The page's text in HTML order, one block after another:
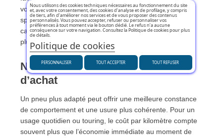
votre usage. Un S23 est pertinent pour une conduite
sportive, mais moins logique pour un motard qui roule
calmement sur autoroute. À l’inverse, un T33 peut être
plus rentable pour un grand rouleur.
Ne pas juger uniquement le prix
d’achat
Un pneu plus adapté peut offrir une meilleure constance
de comportement et une usure plus cohérente. Pour un
usage quotidien ou touring, le coût par kilomètre compte
souvent plus que l’économie immédiate au moment de
Nous utilisons des cookies techniques nécessaires au fonctionnement du site
et, avec votre consentement, des cookies d’analyse et de profilage, y compris
de tiers, afin d’améliorer nos services et de vous proposer des contenus
personnalisés. Vous pouvez accepter, refuser ou personnaliser vos
préférences à tout moment via le bouton dédié. Le refus n’a aucune
conséquence sur votre navigation. Consultez la Politique de cookies pour plus
de détails.
Politique de cookies
PERSONNALISER TOUT REFUSER
TOUT ACCEPTER